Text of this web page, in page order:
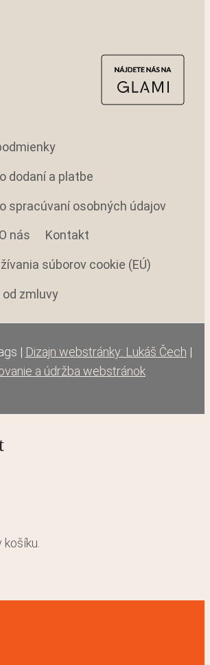
dodaní a platbe
spracúvaní osobných údajov
O nás Kontakt
súborov cookie (EÚ)
zmluvy
| Dizajn webstránky: Lukáš Čech |
a údržba webstránok